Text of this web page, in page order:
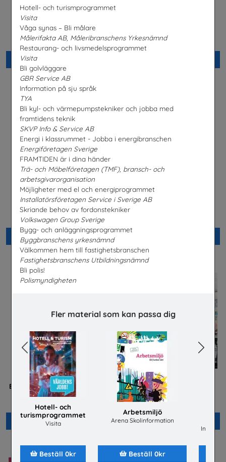
Hotell- och turismprogrammet
Visita
Våga synas – Bli målare
Målerifakta AB, Måleribranschens Yrkesnämnd
Restaurang- och livsmedelsprogrammet
Visita
Bli golvläggare
GBR Service AB
Information på sju språk
TYA
Bli kyl- och värmepumpstekniker och jobba med
framtidens teknik
SKVP Info & Service AB
Energi i klassrummet - Jobba i energibranschen
Energiföretagen Sverige
FRAMTIDEN är i dina händer
Trä- och Möbelföretagen (TMF), bransch- och
arbetsgivarorganisation
Möjligheter med el och energiprogrammet
Installatörsföretagen Service i Sverige AB
Skriande behov av fordonstekniker
Volkswagen Group Sverige
Bygg- och anläggningsprogrammet
Byggbranschens yrkesnämnd
Välkommen hem till fastighetsbranschen
Fastighetsbranschens Utbildningsnämnd
Bli polis!
Polismyndigheten
Fler material som kan passa dig
Hotell- och
turismprogrammet
Visita
Beställ 0kr
Arbetsmiljö
Arena Skolinformation
Beställ 0kr
Previous Next
Möjligheter med el- och
energiprogrammet
Installatörsföretagen Service i
Sverige AB
TYA
Snabbval - SYV studier
Snabbval - blandade avsändare
Beställ 0kr
Betald praktik som ingenjör
(Plansch)
Tekniksprånget
Beställ 0kr
Jobba på apotek
Sveriges Apoteksförening
Beställ 0kr